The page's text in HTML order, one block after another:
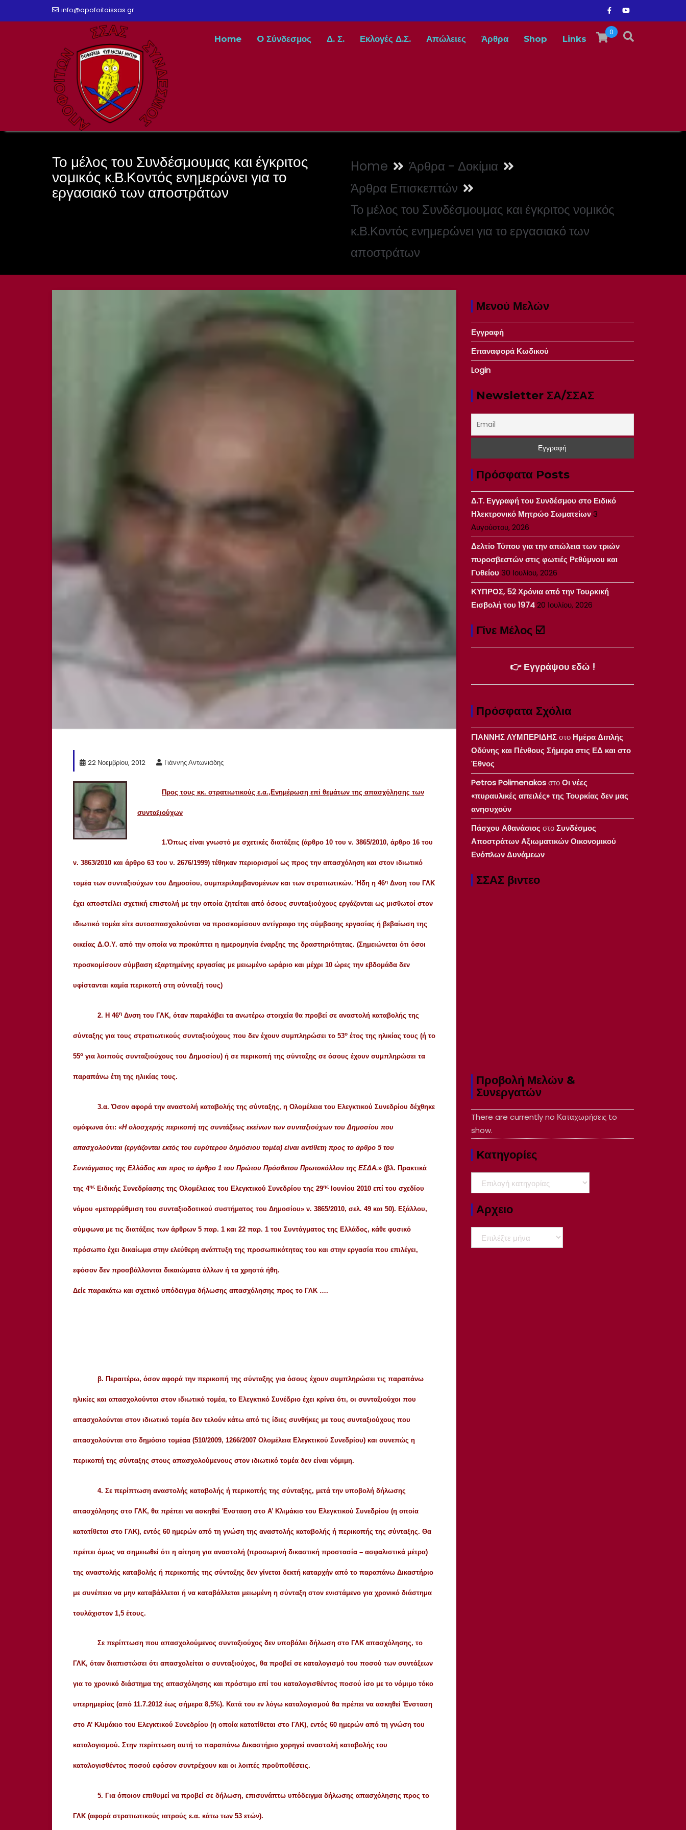
info@apofoitoissas.gr
0
Home O Σύνδεσμος Δ. Σ. Εκλογές Δ.Σ. Απώλειες Άρθρα Shop Links
Το μέλος του Συνδέσμουμας και έγκριτος
νομικός κ.Β.Κοντός ενημερώνει για το
εργασιακό των αποστράτων
Home
Άρθρα - Δοκίμια
Άρθρα Επισκεπτών
Το μέλος του Συνδέσμουμας και έγκριτος νομικός
κ.Β.Κοντός ενημερώνει για το εργασιακό των
αποστράτων
22 Νοεμβρίου, 2012 Γιάννης Αντωνιάδης
Προς τους κκ. στρατιωτικούς ε.α., Ενημέρωση επί θεμάτων της απασχόλησης των
συνταξιούχων
1.Όπως είναι γνωστό με σχετικές διατάξεις (άρθρο 10 του ν. 3865/2010, άρθρο 16 του
ν. 3863/2010 και άρθρο 63 του ν. 2676/1999) τέθηκαν περιορισμοί ως προς την απασχόληση και στον ιδιωτικό
τομέα των συνταξιούχων του Δημοσίου, συμπεριλαμβανομένων και των στρατιωτικών. Ήδη η 46η Δνση του ΓΛΚ
έχει αποστείλει σχετική επιστολή με την οποία ζητείται από όσους συνταξιούχους εργάζονται ως μισθωτοί στον
ιδιωτικό τομέα είτε αυτοαπασχολούνται να προσκομίσουν αντίγραφο της σύμβασης εργασίας ή βεβαίωση της
οικείας Δ.Ο.Υ. από την οποία να προκύπτει η ημερομηνία έναρξης της δραστηριότητας. (Σημειώνεται ότι όσοι
προσκομίσουν σύμβαση εξαρτημένης εργασίας με μειωμένο ωράριο και μέχρι 10 ώρες την εβδομάδα δεν
υφίστανται καμία περικοπή στη σύνταξή τους)
2. Η 46η Δνση του ΓΛΚ, όταν παραλάβει τα ανωτέρω στοιχεία θα προβεί σε αναστολή καταβολής της
σύνταξης για τους στρατιωτικούς συνταξιούχους που δεν έχουν συμπληρώσει το 53ο έτος της ηλικίας τους (ή το
55ο για λοιπούς συνταξιούχους του Δημοσίου) ή σε περικοπή της σύνταξης σε όσους έχουν συμπληρώσει τα
παραπάνω έτη της ηλικίας τους.
3.α. Όσον αφορά την αναστολή καταβολής της σύνταξης, η Ολομέλεια του Ελεγκτικού Συνεδρίου δέχθηκε
ομόφωνα ότι: «Η ολοσχερής περικοπή της συντάξεως εκείνων των συνταξιούχων του Δημοσίου που
απασχολούνται (εργάζονται εκτός του ευρύτερου δημόσιου τομέα) είναι αντίθετη προς το άρθρο 5 του
Συντάγματος της Ελλάδος και προς το άρθρο 1 του Πρώτου Πρόσθετου Πρωτοκόλλου της ΕΣΔΑ.» (βλ. Πρακτικά
της 4ης Ειδικής Συνεδρίασης της Ολομέλειας του Ελεγκτικού Συνεδρίου της 29ης Ιουνίου 2010 επί του σχεδίου
νόμου «μεταρρύθμιση του συνταξιοδοτικού συστήματος του Δημοσίου» ν. 3865/2010, σελ. 49 και 50). Εξάλλου,
σύμφωνα με τις διατάξεις των άρθρων 5 παρ. 1 και 22 παρ. 1 του Συντάγματος της Ελλάδος, κάθε φυσικό
πρόσωπο έχει δικαίωμα στην ελεύθερη ανάπτυξη της προσωπικότητας του και στην εργασία που επιλέγει,
εφόσον δεν προσβάλλονται δικαιώματα άλλων ή τα χρηστά ήθη.
Δείε παρακάτω και σχετικό υπόδειγμα δήλωσης απασχόλησης προς το ΓΛΚ ….
β. Περαιτέρω, όσον αφορά την περικοπή της σύνταξης για όσους έχουν συμπληρώσει τις παραπάνω
ηλικίες και απασχολούνται στον ιδιωτικό τομέα, το Ελεγκτικό Συνέδριο έχει κρίνει ότι, οι συνταξιούχοι που
απασχολούνται στον ιδιωτικό τομέα δεν τελούν κάτω από τις ίδιες συνθήκες με τους συνταξιούχους που
απασχολούνται στο δημόσιο τομέαα (510/2009, 1266/2007 Ολομέλεια Ελεγκτικού Συνεδρίου) και συνεπώς η
περικοπή της σύνταξης στους απασχολούμενους στον ιδιωτικό τομέα δεν είναι νόμιμη.
4. Σε περίπτωση αναστολής καταβολής ή περικοπής της σύνταξης, μετά την υποβολή δήλωσης
απασχόλησης στο ΓΛΚ, θα πρέπει να ασκηθεί Ένσταση στο Α’ Κλιμάκιο του Ελεγκτικού Συνεδρίου (η οποία
κατατίθεται στο ΓΛΚ), εντός 60 ημερών από τη γνώση της αναστολής καταβολής ή περικοπής της σύνταξης. Θα
πρέπει όμως να σημειωθεί ότι η αίτηση για αναστολή (προσωρινή δικαστική προστασία – ασφαλιστικά μέτρα)
της αναστολής καταβολής ή περικοπής της σύνταξης δεν γίνεται δεκτή καταρχήν από το παραπάνω Δικαστήριο
με συνέπεια να μην καταβάλλεται ή να καταβάλλεται μειωμένη η σύνταξη στον ενιστάμενο για χρονικό διάστημα
τουλάχιστον 1,5 έτους.
Σε περίπτωση που απασχολούμενος συνταξιούχος δεν υποβάλει δήλωση στο ΓΛΚ απασχόλησης, το
ΓΛΚ, όταν διαπιστώσει ότι απασχολείται ο συνταξιούχος, θα προβεί σε καταλογισμό του ποσού των συντάξεων
για το χρονικό διάστημα της απασχόλησης και πρόστιμο επί του καταλογισθέντος ποσού ίσο με το νόμιμο τόκο
υπερημερίας (από 11.7.2012 έως σήμερα 8,5%). Κατά του εν λόγω καταλογισμού θα πρέπει να ασκηθεί Ένσταση
στο Α’ Κλιμάκιο του Ελεγκτικού Συνεδρίου (η οποία κατατίθεται στο ΓΛΚ), εντός 60 ημερών από τη γνώση του
καταλογισμού. Στην περίπτωση αυτή το παραπάνω Δικαστήριο χορηγεί αναστολή καταβολής του
καταλογισθέντος ποσού εφόσον συντρέχουν και οι λοιπές προϋποθέσεις.
5. Για όποιον επιθυμεί να προβεί σε δήλωση, επισυνάπτω υπόδειγμα δήλωσης απασχόλησης προς το
ΓΛΚ (αφορά στρατιωτικούς ιατρούς ε.α. κάτω των 53 ετών).
Μενού Μελών
Εγγραφή
Επαναφορά Κωδικού
Login
Newsletter ΣΑ/ΣΣΑΣ
Πρόσφατα Posts
Δ.Τ. Εγγραφή του Συνδέσμου στο Ειδικό
Ηλεκτρονικό Μητρώο Σωματείων3
Αυγούστου, 2026
Δελτίο Τύπου για την απώλεια των τριών
πυροσβεστών στις φωτιές Ρεθύμνου και
Γυθείου 30 Ιουλίου, 2026
ΚΥΠΡΟΣ, 52 Χρόνια από την Τουρκική
Εισβολή του 197420 Ιουλίου, 2026
Γίνε Μέλος ☑️
👉 Εγγράψου εδώ !
Πρόσφατα Σχόλια
ΓΙΑΝΝΗΣ ΛΥΜΠΕΡΙΔΗΣστο Ημέρα Διπλής
Οδύνης και Πένθους Σήμερα στις ΕΔ και στο
Έθνος
Petros PolimenakosστοΟι νέες
«πυραυλικές απειλές» της Τουρκίας δεν μας
ανησυχούν
Πάσχου Αθανάσιος στοΣυνδέσμος
Αποστράτων Αξιωματικών Οικονομικού
Ενόπλων Δυνάμεων
ΣΣΑΣ βιντεο
Προβολή Μελών &
Συνεργατών
There are currently no Καταχωρήσεις to
show.
Kατηγορίες
Kατηγορίες
Αρχειο
Αρχειο